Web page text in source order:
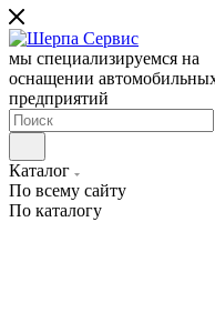
мы специализируемся на
оснащении
предприятий
Каталог
По всему сайту
По каталогу